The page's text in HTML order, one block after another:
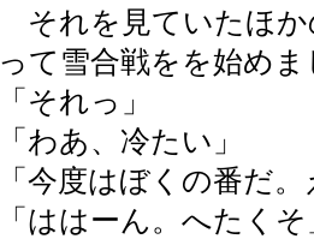
それを見ていたほか
って雪合戦をを始め
「それっ」
「わあ、冷たい」
「今度はぼくの番だ
「ははーん。へたくそ